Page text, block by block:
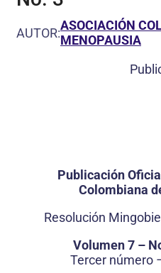
AUTOR:ASOCIACIÓN
MENOPAUSIA
Publicación
Colombiana
Resolución
Volumen 7 –
Tercer número